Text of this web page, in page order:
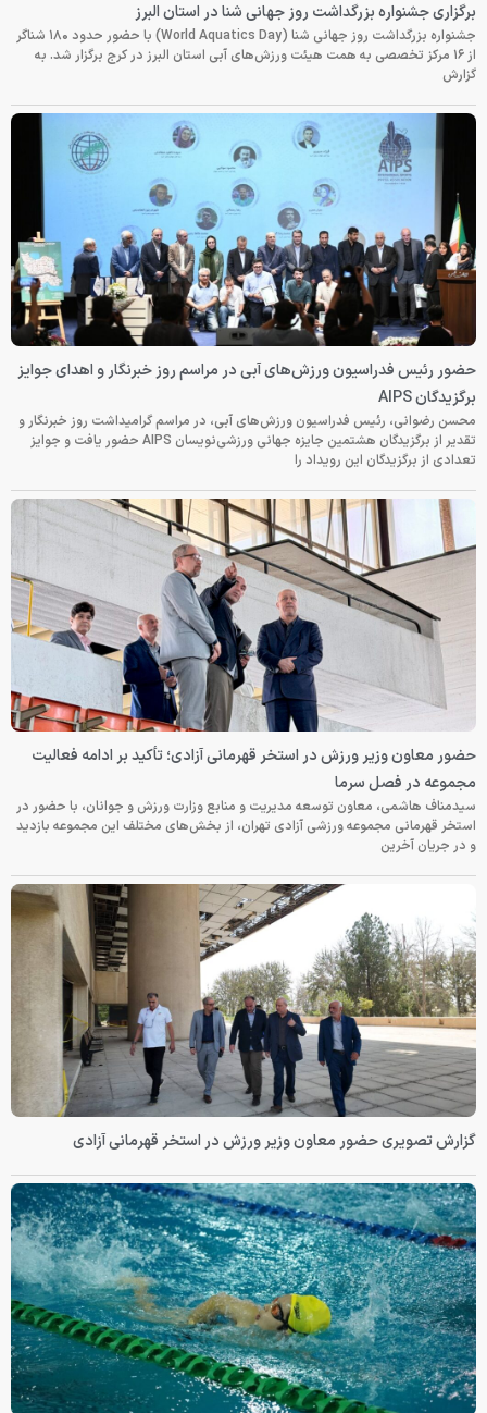
برگزاری جشنواره بزرگداشت روز جهانی شنا در استان البرز
جشنواره بزرگداشت روز جهانی شنا (World Aquatics Day) با حضور حدود ۱۸۰ شناگر
از ۱۶ مرکز تخصصی به همت هیئت ورزش‌های آبی استان البرز در کرج برگزار شد. به
گزارش
حضور رئیس فدراسیون ورزش‌های آبی در مراسم روز خبرنگار و اهدای جوایز
برگزیدگان AIPS
محسن رضوانی، رئیس فدراسیون ورزش‌های آبی، در مراسم گرامیداشت روز خبرنگار و
تقدیر از برگزیدگان هشتمین جایزه جهانی ورزشی‌نویسان AIPS حضور یافت و جوایز
تعدادی از برگزیدگان این رویداد را
حضور معاون وزیر ورزش در استخر قهرمانی آزادی؛ تأکید بر ادامه فعالیت
مجموعه در فصل سرما
سیدمناف هاشمی، معاون توسعه مدیریت و منابع وزارت ورزش و جوانان، با حضور در
استخر قهرمانی مجموعه ورزشی آزادی تهران، از بخش‌های مختلف این مجموعه بازدید
و در جریان آخرین
گزارش تصویری حضور معاون وزیر ورزش در استخر قهرمانی آزادی